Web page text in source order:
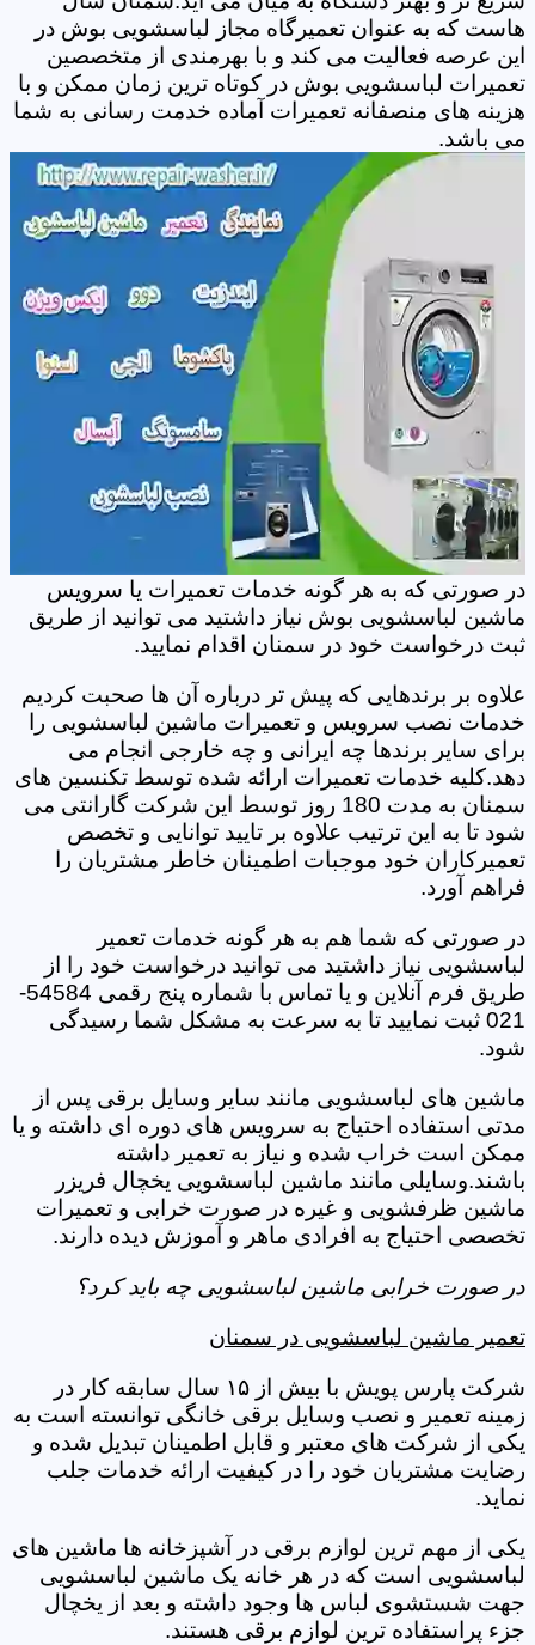
هاست که به عنوان تعمیرگاه مجاز لباسشویی بوش در
این عرصه فعالیت می کند و با بهرمندی از متخصصین
تعمیرات لباسشویی بوش در کوتاه ترین زمان ممکن و با
هزینه های منصفانه تعمیرات آماده خدمت رسانی به شما
می باشد.
در صورتی که به هر گونه خدمات تعمیرات یا سرویس
ماشین لباسشویی بوش نیاز داشتید می توانید از طریق
ثبت درخواست خود در سمنان اقدام نمایید.
علاوه بر برندهایی که پیش تر درباره آن ها صحبت کردیم
خدمات نصب سرویس و تعمیرات ماشین لباسشویی را
برای سایر برندها چه ایرانی و چه خارجی انجام می
دهد.کلیه خدمات تعمیرات ارائه شده توسط تکنسین های
سمنان به مدت 180 روز توسط این شرکت گارانتی می
شود تا به این ترتیب علاوه بر تایید توانایی و تخصص
تعمیرکاران خود موجبات اطمینان خاطر مشتریان را
فراهم آورد.
در صورتی که شما هم به هر گونه خدمات تعمیر
لباسشویی نیاز داشتید می توانید درخواست خود را از
طریق فرم آنلاین و یا تماس با شماره پنج رقمی 54584-
021 ثبت نمایید تا به سرعت به مشکل شما رسیدگی
شود.
ماشین های لباسشویی مانند سایر وسایل برقی پس از
مدتی استفاده احتیاج به سرویس های دوره ای داشته و یا
ممکن است خراب شده و نیاز به تعمیر داشته
باشند.وسایلی مانند ماشین لباسشویی یخچال فریزر
ماشین ظرفشویی و غیره در صورت خرابی و تعمیرات
تخصصی احتیاج به افرادی ماهر و آموزش دیده دارند.
در صورت خرابی ماشین لباسشویی چه باید کرد؟
تعمیر ماشین لباسشویی در سمنان
شرکت پارس پویش با بیش از ۱۵ سال سابقه کار در
زمینه تعمیر و نصب وسایل برقی خانگی توانسته است به
یکی از شرکت های معتبر و قابل اطمینان تبدیل شده و
رضایت مشتریان خود را در کیفیت ارائه خدمات جلب
نماید.
یکی از مهم ترین لوازم برقی در آشپزخانه ها ماشین های
لباسشویی است که در هر خانه یک ماشین لباسشویی
جهت شستشوی لباس ها وجود داشته و بعد از یخچال
جزء پراستفاده ترین لوازم برقی هستند.